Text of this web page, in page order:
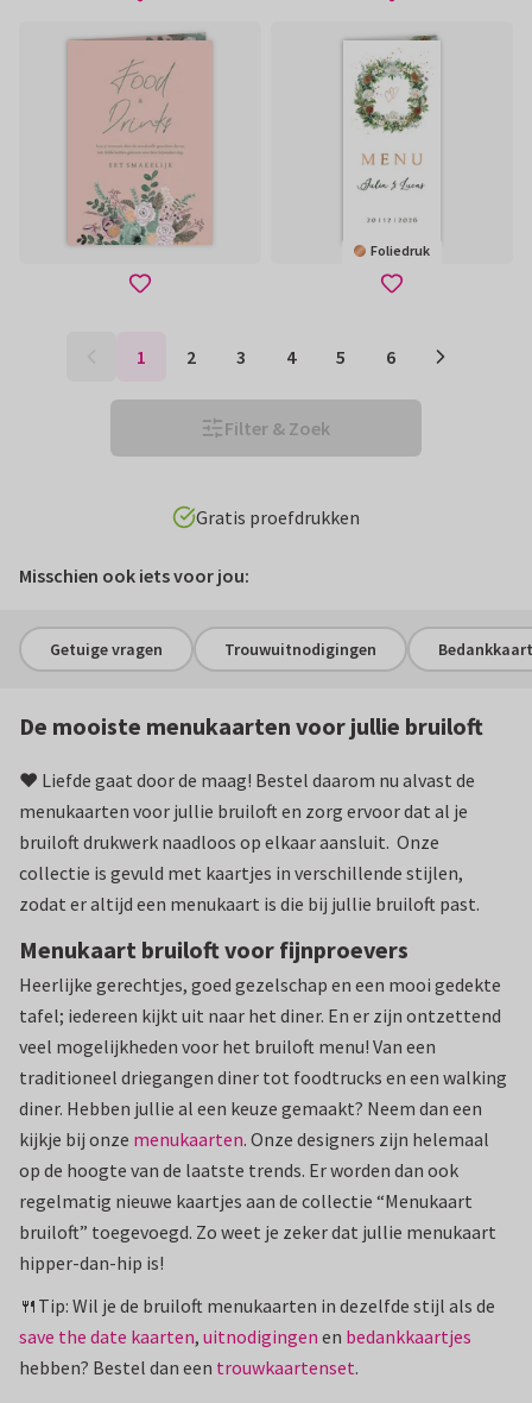
Foliedruk
1 2 3 4 5 6
Filter & Zoek
Win gratis trouwkaarten t.w.v. € 250!
Misschien ook iets voor jou:
Getuige vragen Trouwuitnodigingen
De mooiste menukaarten voor jullie bruiloft
❤️ Liefde gaat door de maag! Bestel daarom nu alvast de
menukaarten voor jullie bruiloft en zorg ervoor dat al je
bruiloft drukwerk naadloos op elkaar aansluit. Onze
collectie is gevuld met kaartjes in verschillende stijlen,
zodat er altijd een menukaart is die bij jullie bruiloft past.
Menukaart bruiloft voor fijnproevers
Heerlijke gerechtjes, goed gezelschap en een mooi gedekte
tafel; iedereen kijkt uit naar het diner. En er zijn ontzettend
veel mogelijkheden voor het bruiloft menu! Van een
traditioneel driegangen diner tot foodtrucks en een walking
diner. Hebben jullie al een keuze gemaakt? Neem dan een
kijkje bij onze menukaarten. Onze designers zijn helemaal
op de hoogte van de laatste trends. Er worden dan ook
regelmatig nieuwe kaartjes aan de collectie “Menukaart
bruiloft” toegevoegd. Zo weet je zeker dat jullie menukaart
hipper-dan-hip is!
🍴Tip: Wil je de bruiloft menukaarten in dezelfde stijl als de
save the date kaarten, uitnodigingen en bedankkaartjes
hebben? Bestel dan een trouwkaartenset.